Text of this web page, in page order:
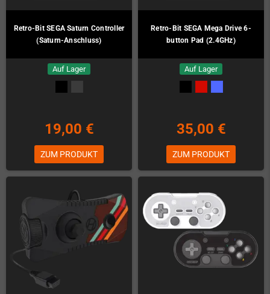
Retro-Bit SEGA Saturn Controller
(Saturn-Anschluss)
Auf Lager
19,00 €
ZUM PRODUKT
Retro-Bit SEGA Mega Drive 6-
button Pad (2.4GHz)
Auf Lager
35,00 €
ZUM PRODUKT